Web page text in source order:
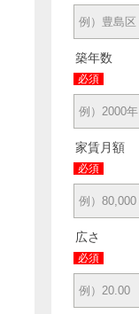
築年数
必須
家賃月額
必須
広さ
必須